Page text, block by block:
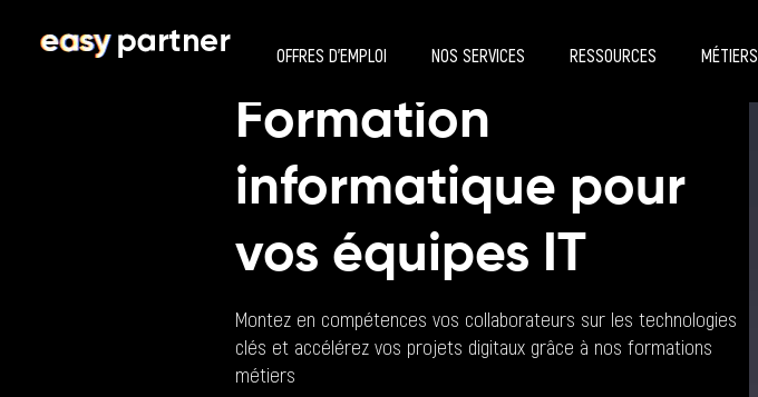
OFFRES D’EMPLOI NOS SERVICES RESSOURCES MÉTIERS
Formation
informatique pour
vos équipes IT
Montez en compétences vos collaborateurs sur les technologies
clés et accélérez vos projets digitaux grâce à nos formations
métiers